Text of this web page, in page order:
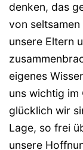
denken, das
von
unsere Eltern
eigenes
uns wichtig im
glücklich wir
Lage, so frei
unsere